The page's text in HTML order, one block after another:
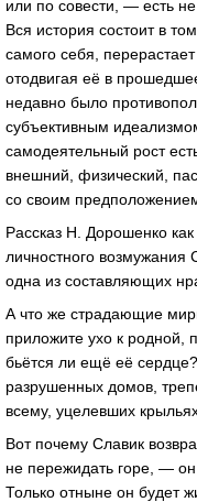
или по совести, — есть
Вся история состоит в
самого себя,
отодвигая её в
недавно было
субъективным
самодеятельный рост
внешний, физический,
со своим
Рассказ Н. Дорошенко
личностного возмужания
одна из составляющих
А что же страдающие
приложите ухо к родной,
бьётся ли ещё её
разрушенных домов,
всему, уцелевших
Вот почему Славик
не пережидать горе, — он
Только отныне он будет